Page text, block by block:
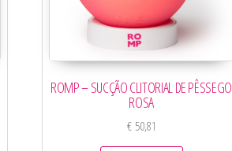
ROMP – SUCÇÃO CLITORIAL DE PÊSSEGO
ROSA
€50,81